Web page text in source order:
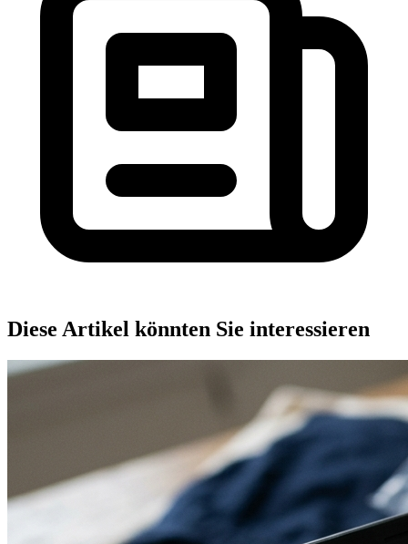
Diese Artikel könnten Sie interessieren